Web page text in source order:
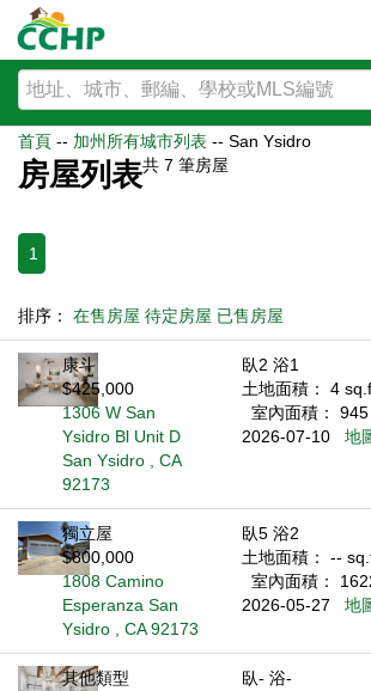
首頁 -- 加州所有城市列表 -- San Ysidro
房屋列表共 7 筆房屋
1
排序： 在售房屋 待定房屋 已售房屋
康斗
$425,000
1306 W San
Ysidro Bl Unit D
San Ysidro , CA
92173
臥2 浴1
土地面積： 4
室內面積：
2026-07-10
地
獨立屋
$800,000
1808 Camino
Esperanza San
Ysidro , CA 92173
臥5 浴2
土地面積： --
室內面積：
2026-05-27
地
其他類型
臥- 浴-